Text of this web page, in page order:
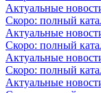
Актуальные
Скоро: полный
Актуальные
Скоро: полный
Актуальные
Скоро: полный
Актуальные